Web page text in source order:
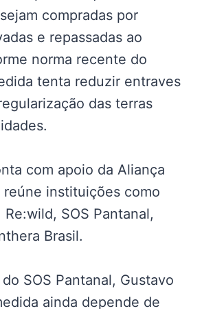
compradas por
e repassadas ao
norma recente do
tenta reduzir entraves
das terras
com apoio da Aliança
reúne instituições como
SOS Pantanal,
Brasil.
SOS Pantanal, Gustavo
ainda depende de